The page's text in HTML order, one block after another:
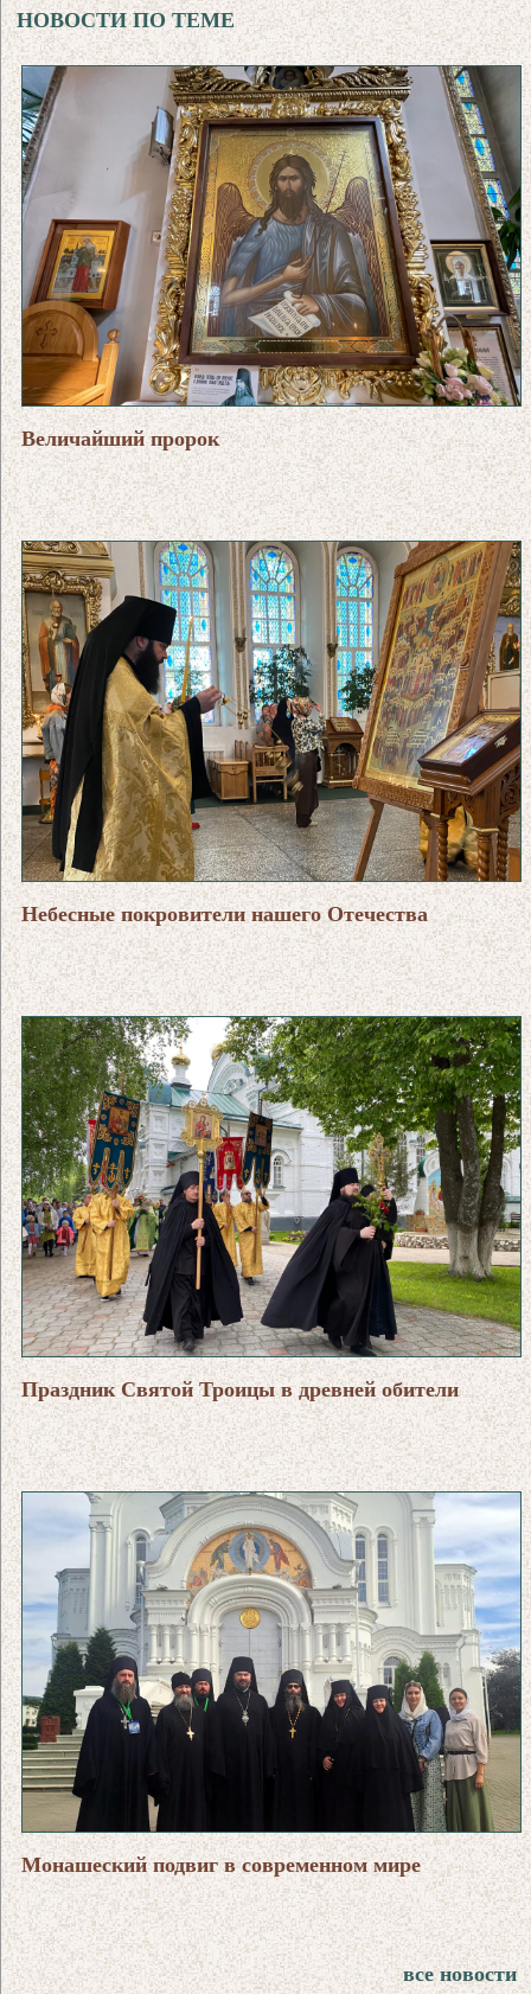
НОВОСТИ ПО ТЕМЕ
Величайший пророк
Небесные покровители нашего Отечества
Праздник Святой Троицы в древней обители
Монашеский подвиг в современном мире
все новости